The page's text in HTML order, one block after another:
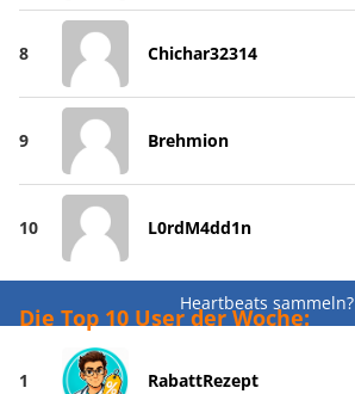
8 Chichar32314
9 Brehmion
10 L0rdM4dd1n
Heartbeats sammeln?
Die Top 10 User der Woche:
1 RabattRezept